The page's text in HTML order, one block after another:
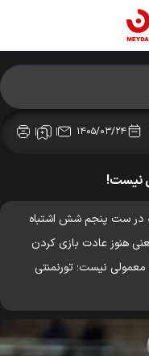
۱۴۰۵/۰۳/۲۴
نیست!
در ست پنجم شش اشتباه
هنوز عادت بازی کردن
نیست؛ تورنمنتی